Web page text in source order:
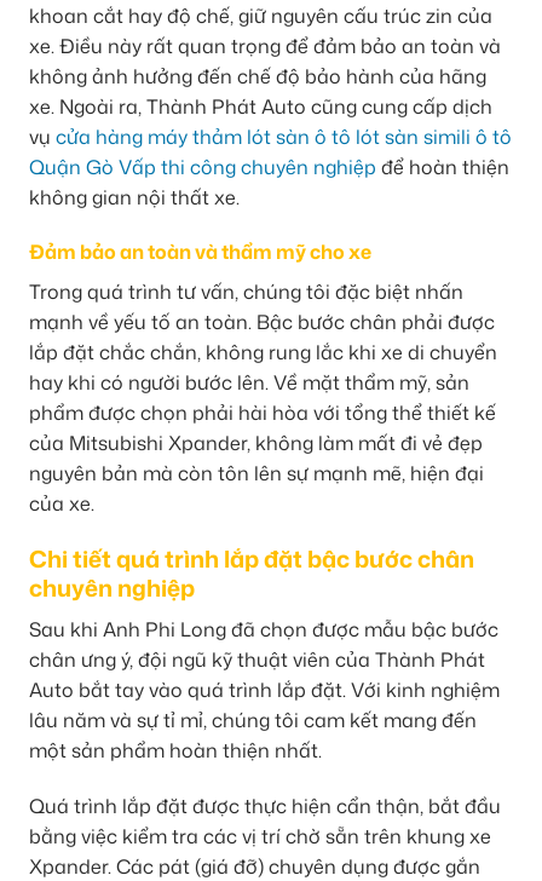
khoan cắt hay độ chế, giữ nguyên cấu trúc zin của
xe. Điều này rất quan trọng để đảm bảo an toàn và
không ảnh hưởng đến chế độ bảo hành của hãng
xe. Ngoài ra, Thành Phát Auto cũng cung cấp dịch
vụ cửa hàng máy thảm lót sàn ô tô lót sàn simili ô tô
Quận Gò Vấp thi công chuyên nghiệp để hoàn thiện
không gian nội thất xe.
Đảm bảo an toàn và thẩm mỹ cho xe
Trong quá trình tư vấn, chúng tôi đặc biệt nhấn
mạnh về yếu tố an toàn. Bậc bước chân phải được
lắp đặt chắc chắn, không rung lắc khi xe di chuyển
hay khi có người bước lên. Về mặt thẩm mỹ, sản
phẩm được chọn phải hài hòa với tổng thể thiết kế
của Mitsubishi Xpander, không làm mất đi vẻ đẹp
nguyên bản mà còn tôn lên sự mạnh mẽ, hiện đại
của xe.
Chi tiết quá trình lắp đặt bậc bước chân
chuyên nghiệp
Sau khi Anh Phi Long đã chọn được mẫu bậc bước
chân ưng ý, đội ngũ kỹ thuật viên của Thành Phát
Auto bắt tay vào quá trình lắp đặt. Với kinh nghiệm
lâu năm và sự tỉ mỉ, chúng tôi cam kết mang đến
một sản phẩm hoàn thiện nhất.
Quá trình lắp đặt được thực hiện cẩn thận, bắt đầu
bằng việc kiểm tra các vị trí chờ sẵn trên khung xe
Xpander. Các pát (giá đỡ) chuyên dụng được gắn